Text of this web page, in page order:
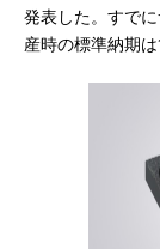
発表した。すで
産時の標準納期は